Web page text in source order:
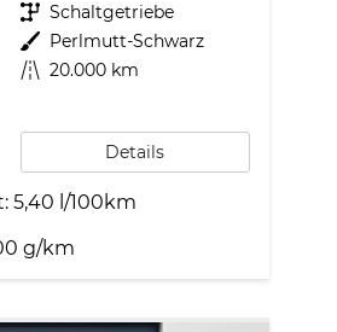
Getriebe Schaltgetriebe
Außenfarbe Perlmutt-Schwarz
Kilometerstand 20.000 km
Details
5,40 l/100km
g/km